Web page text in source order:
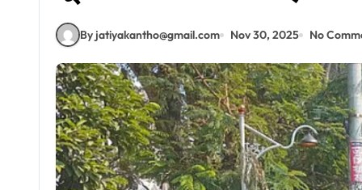
By jatiyakantho@gmail.com Nov 30, 2025 No